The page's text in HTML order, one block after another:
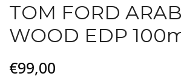
TOM FORD
WOOD EDP
€99,00